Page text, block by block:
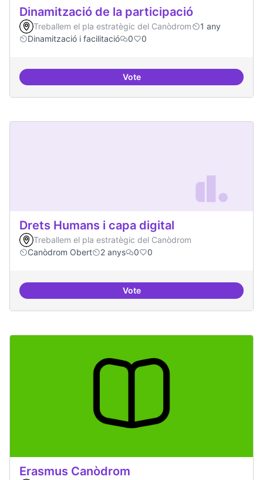
Dinamització de la participació
Treballem el pla estratègic del Canòdrom
1 any
Dinamització i facilitació
0 0
VoteDinamització de la participació
Drets Humans i capa digital
Treballem el pla estratègic del Canòdrom
Canòdrom Obert
2 anys 0 0
VoteDrets Humans i capa digital
Erasmus Canòdrom